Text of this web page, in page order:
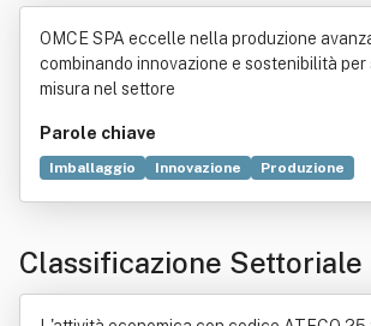
mleto - S.p.a
OMCE SPA eccelle nella produzione
combinando innovazione e sostenibilità per
misura nel settore
Parole chiave
Imballaggio Innovazione
Produzione
Tecnologia
Metallo Metallurgia
Classificazione Settoriale